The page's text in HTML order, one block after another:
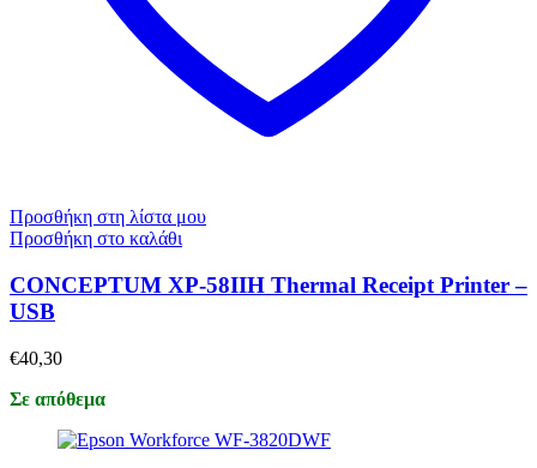
Προσθήκη στη λίστα μου
Προσθήκη στο καλάθι
CONCEPTUM XP-58IIH Thermal Receipt Printer –
USB
€40,30
Σε απόθεμα